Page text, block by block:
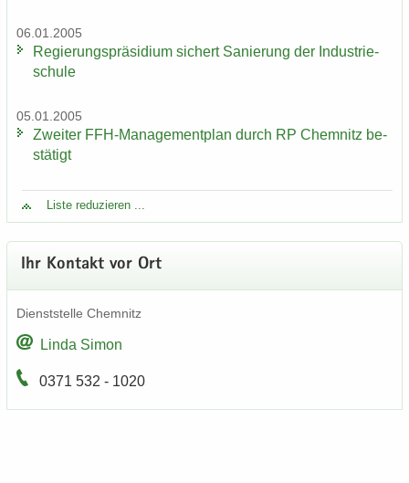
06.01.2005
Re­gie­rungs­prä­si­di­um si­chert Sa­nie­rung der In­dus­trie­
schu­le
05.01.2005
Zwei­ter FFH-​Managementplan durch RP Chem­nitz be­
stä­tigt
Liste re­du­zie­ren ...
Ihr Kon­takt vor Ort
Dienst­stel­le Chem­nitz
Linda Simon
0371 532 - 1020